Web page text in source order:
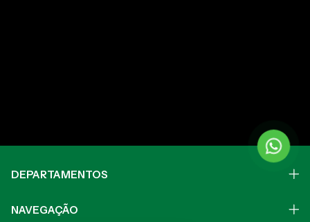
DEPARTAMENTOS
NAVEGAÇÃO